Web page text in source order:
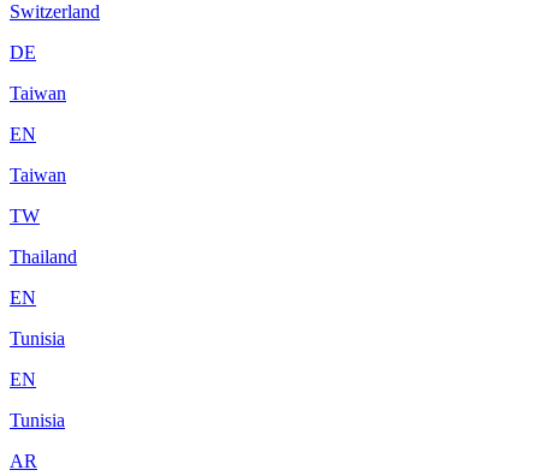
Switzerland
DE
Taiwan
EN
Taiwan
TW
Thailand
EN
Tunisia
EN
Tunisia
AR